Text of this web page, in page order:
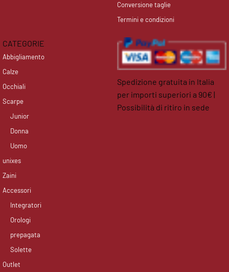
Conversione taglie
Termini e condizioni
CATEGORIE
Abbigliamento
Calze
Occhiali
Scarpe
Junior
Donna
Uomo
unixes
Zaini
Accessori
Integratori
Orologi
prepagata
Solette
Outlet
Spedizione gratuita in Italia
per importi superiori a 90€ |
Possibilità di ritiro in sede